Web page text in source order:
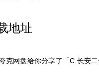
地址
克网盘给你分享了「C 长安